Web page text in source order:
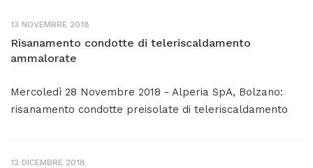
13 NOVEMBRE 2018
Risanamento condotte di teleriscaldamento
ammalorate
Mercoledì 28 Novembre 2018 - Alperia SpA, Bolzano:
risanamento condotte preisolate di teleriscaldamento
12 DICEMBRE 2018